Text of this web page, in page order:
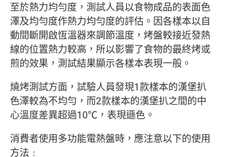
至於熱力均勻度，測試人員以食物成品的表面色
澤及均勻度作熱力均勻度的評估。因各樣本以自
動間斷開啟恆溫器來調節溫度，烤盤較接近發熱
線的位置熱力較高，所以影響了食物的最終烤或
煎的效果，測試結果顯示各樣本表現一般。
燒烤測試方面，試驗人員發現1款樣本的漢堡扒
色澤較為不均勻，而2款樣本的漢堡扒之間的中
心溫度差異超過10℃，表現遜色。
消費者使用多功能電熱盤時，應注意以下的使用
方法﹕